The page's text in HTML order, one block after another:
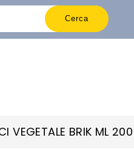
Cerca
VEGETALE BRIK ML 200